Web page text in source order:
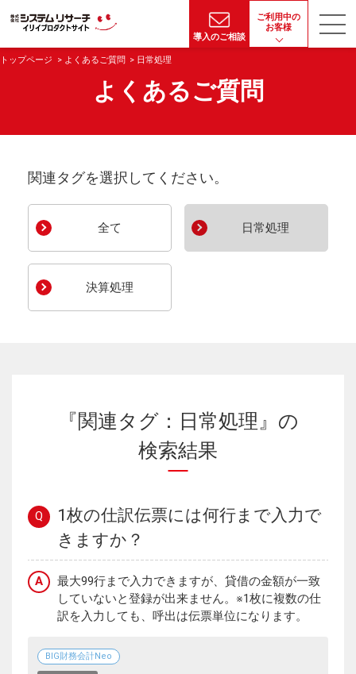
導入のご相談
ご利用中の
お客様
トップページ よくあるご質問 日常処理
よくあるご質問
関連タグを選択してください。
全て 日常処理
決算処理
『関連タグ：日常処理』の
検索結果
Q
1枚の仕訳伝票には何行まで入力で
きますか？
A
最大99行まで入力できますが、貸借の金額が一致
していないと登録が出来ません。※1枚に複数の仕
訳を入力しても、呼出は伝票単位になります。
BIG財務会計Neo